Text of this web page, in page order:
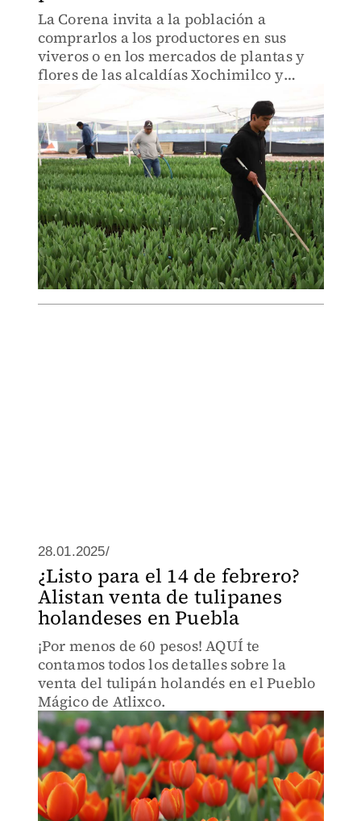
La Corena invita a la población a
comprarlos a los productores en sus
viveros o en los mercados de plantas y
flores de las alcaldías Xochimilco y
Tláhuac.
28.01.2025/
¿Listo para el 14 de febrero?
Alistan venta de tulipanes
holandeses en Puebla
¡Por menos de 60 pesos! AQUÍ te
contamos todos los detalles sobre la
venta del tulipán holandés en el Pueblo
Mágico de Atlixco.